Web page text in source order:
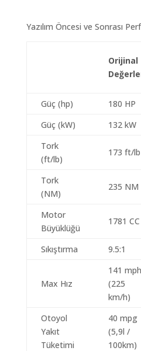
Yazılım Öncesi ve Sonrası
Orijinal
Güç (hp) 180 HP
Güç (kW)
132 kW
Tork
(ft/lb)
173 ft/lb
Tork
(NM)
235 NM
Motor
Büyüklüğü
1781 CC
Sıkıştırma 9.5:1
Max Hız
141 mph
(225
km/h)
Otoyol
Yakıt
Tüketimi
40 mpg
(5,9l /
100km)